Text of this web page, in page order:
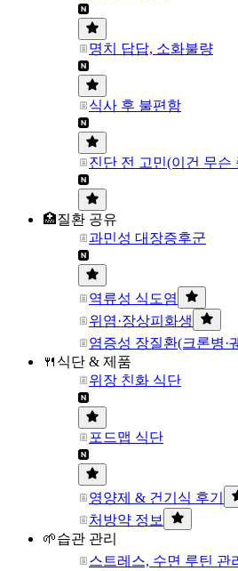
명치 답답, 소화불량
식사 후 불편함
진단 전 고민(이건 무슨
🏥질환 공유
과민성 대장증후군
역류성 식도염
위염·장상피화생
염증성 장질환(크론병·
🍴식단 & 제품
위장 친화 식단
포드맵 식단
영양제 & 건기식 후기
처방약 정보
🌱습관 관리
스트레스, 수면 루틴 관